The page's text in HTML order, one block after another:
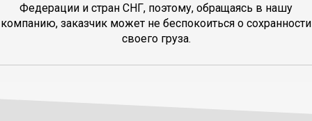
Федерации и стран СНГ, поэтому, обращаясь в нашу
компанию, заказчик может не беспокоиться о сохранности
своего груза.